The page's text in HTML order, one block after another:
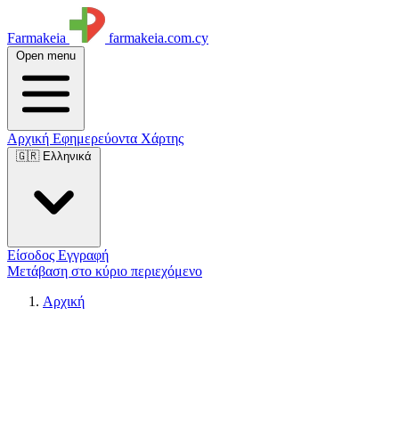
Farmakeia farmakeia.com.cy
Open menu
Αρχική Εφημερεύοντα Χάρτης
🇬🇷 Ελληνικά
Είσοδος Εγγραφή
Μετάβαση στο κύριο περιεχόμενο
Αρχική